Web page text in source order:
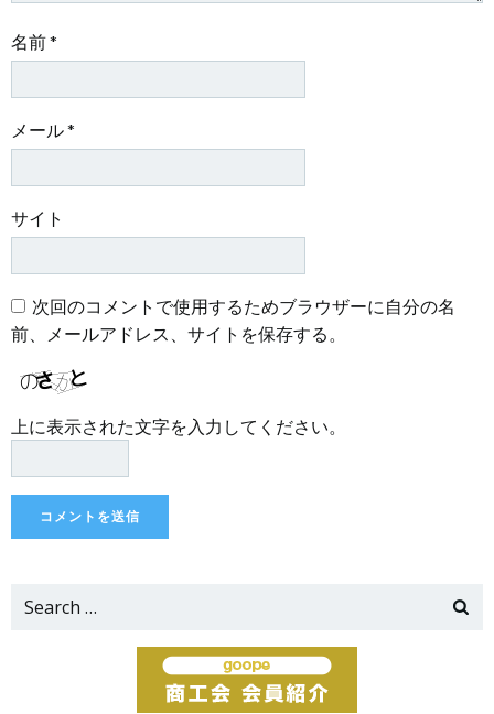
名前*
メール*
サイト
次回のコメントで使用するためブラウザーに自分の名
前、メールアドレス、サイトを保存する。
上に表示された文字を入力してください。
Search